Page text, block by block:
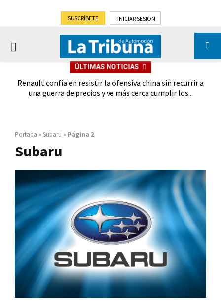
SUSCRÍBETE INICIAR SESIÓN
PRIMARY
ÚLTIMAS NOTICIAS
Renault confía en resistir la ofensiva china sin recurrir a
una guerra de precios y ve más cerca cumplir los...
Portada » Subaru » Página 2
Subaru